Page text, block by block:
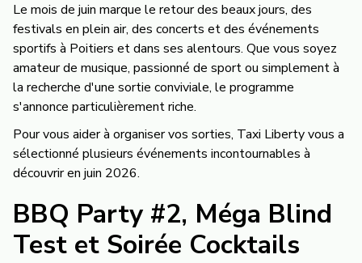
Le mois de juin marque le retour des beaux jours, des
festivals en plein air, des concerts et des événements
sportifs à Poitiers et dans ses alentours. Que vous soyez
amateur de musique, passionné de sport ou simplement à
la recherche d'une sortie conviviale, le programme
s'annonce particulièrement riche.
Pour vous aider à organiser vos sorties, Taxi Liberty vous a
sélectionné plusieurs événements incontournables à
découvrir en juin 2026.
BBQ Party #2, Méga Blind
Test et Soirée Cocktails